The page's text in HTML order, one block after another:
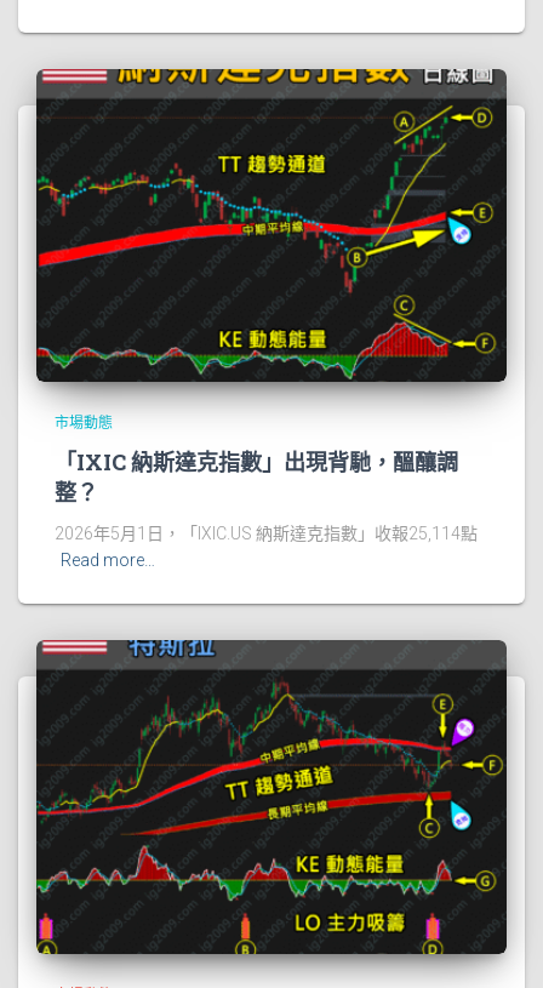
市場動態
「IXIC 納斯達克指數」出現背馳，醞釀調
整？
2026年5月1日，「IXIC.US 納斯達克指數」收報25,114點
Read more…